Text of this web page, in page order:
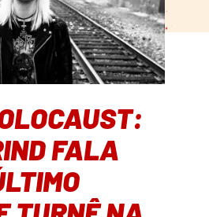
FALA